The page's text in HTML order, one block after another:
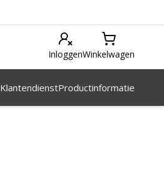
InloggenWinkelwagen
KlantendienstProductinformatie